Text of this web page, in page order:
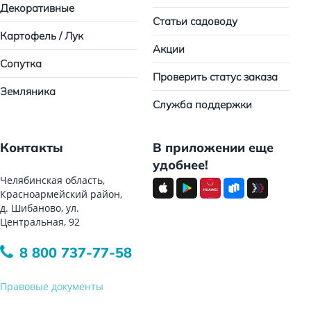
Декоративные
Картофель / Лук
Сопутка
Земляника
Статьи садоводу
Акции
Проверить статус заказа
Служба поддержки
Контакты
Челябинская область,
Красноармейский район,
д. Шибаново, ул.
Центральная, 92
8 800 737-77-58
Правовые документы
В приложении еще
удобнее!